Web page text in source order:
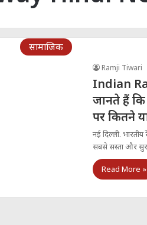
सामाजिक
Ramji Tiwari
Indian
जानते हैं
पर कितने
नई दिल्‍ली.
सबसे सस्ता और
Read More »